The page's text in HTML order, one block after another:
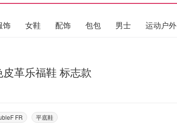
饰 女鞋 配饰 包包 男士 运动户外
黑色皮革乐福鞋 标志款
FR 平底鞋